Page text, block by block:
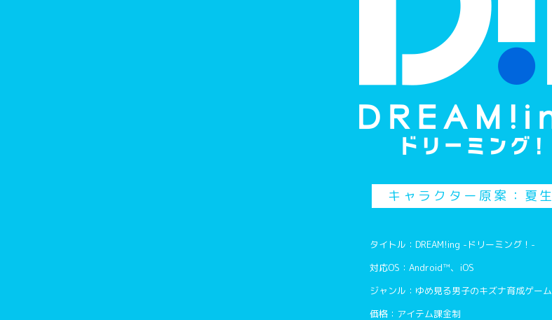
キャラクター原案：夏生
タイトル：DREAM!ing -ドリーミング！-
対応OS：Android™、iOS
ジャンル：ゆめ見る男子のキズナ育成ゲーム
価格：アイテム課金制